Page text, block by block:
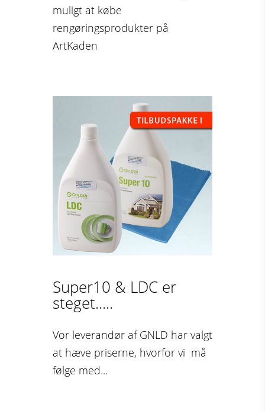
muligt at købe
rengøringsprodukter på
ArtKaden
Super10 & LDC er
steget.....
Vor leverandør af GNLD har valgt
at hæve priserne, hvorfor vi må
følge med...